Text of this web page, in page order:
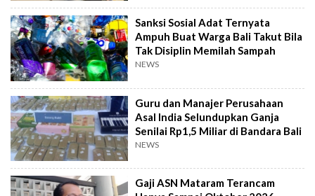
Sanksi Sosial Adat Ternyata
Ampuh Buat Warga Bali Takut Bila
Tak Disiplin Memilah Sampah
NEWS
Guru dan Manajer Perusahaan
Asal India Selundupkan Ganja
Senilai Rp1,5 Miliar di Bandara Bali
NEWS
Gaji ASN Mataram Terancam